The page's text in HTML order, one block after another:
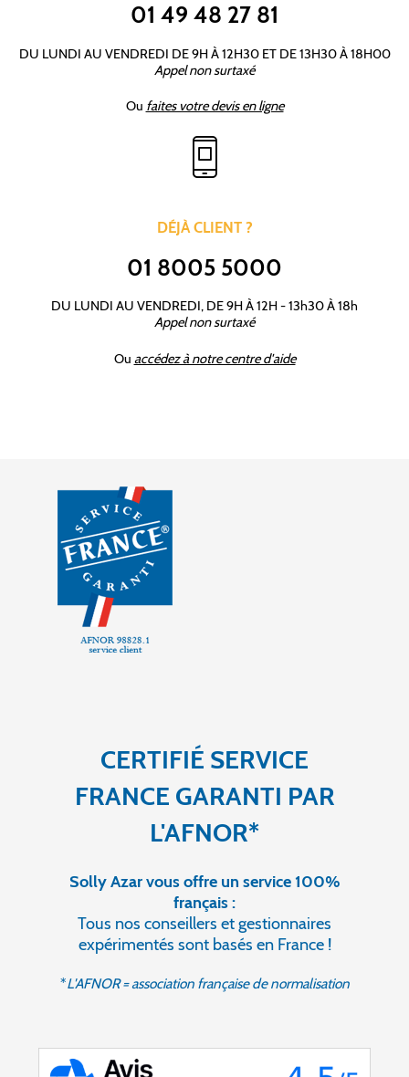
01 49 48 27 81
DU LUNDI AU VENDREDI DE 9H À 12H30 ET DE 13H30 À 18H00
Appel non surtaxé
Ou faites votre devis en ligne
DÉJÀ CLIENT ?
01 8005 5000
DU LUNDI AU VENDREDI, DE 9H À 12H - 13h30 À 18h
Appel non surtaxé
Ou accédez à notre centre d'aide
CERTIFIÉ SERVICE
FRANCE GARANTI PAR
L'AFNOR*
Solly Azar vous offre un service 100%
français :
Tous nos conseillers et gestionnaires
expérimentés sont basés en France !
*L'AFNOR = association française de normalisation